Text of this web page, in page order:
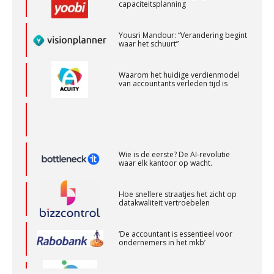
Yousri Mandour: “Verandering begint
Waarom het huidige verdienmodel
Hoe snellere straatjes het zicht op
‘De accountant is essentieel voor
Waarom een VOF-contract net zo
Senior Assistent Accountant, EJP Financial
Astronauts – Curaçao
PIA Group
Senior Assistent Accountant – Kesteren
WEA Deltaland
Senior assistent accountant | samenstel
Assistent Accountant / Relatiemanager, Elysee
Accountants
PIA Group
(Senior) Assistent Accountant Audit , Cooster